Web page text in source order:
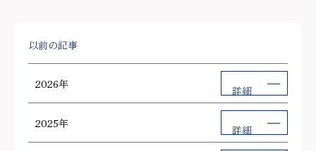
以前の記事
2026年 詳細
2025年 詳細